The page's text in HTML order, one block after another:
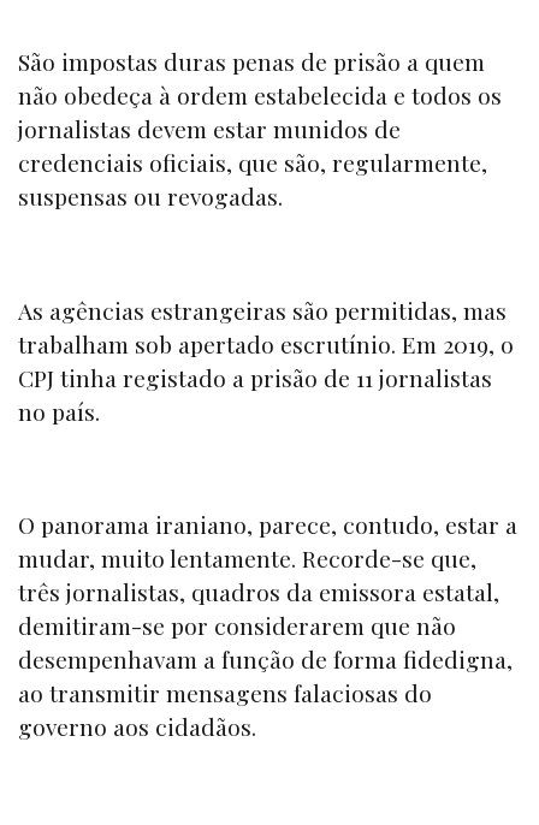
São impostas duras penas de prisão a quem
não obedeça à ordem estabelecida e todos os
jornalistas devem estar munidos de
credenciais oficiais, que são, regularmente,
suspensas ou revogadas.
As agências estrangeiras são permitidas, mas
trabalham sob apertado escrutínio. Em 2019, o
CPJtinha registado a prisão de 11 jornalistas
no país.
O panorama iraniano, parece, contudo, estar a
mudar, muito lentamente. Recorde-se que,
três jornalistas, quadros da emissora estatal,
demitiram-se por considerarem que não
desempenhavam a função de forma fidedigna,
ao transmitir mensagens falaciosas do
governo aos cidadãos.